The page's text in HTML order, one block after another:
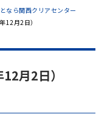
なら関西クリアセンター
12月2日）
月2日）